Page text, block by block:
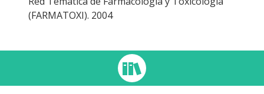
(FARMATOXI). 2004